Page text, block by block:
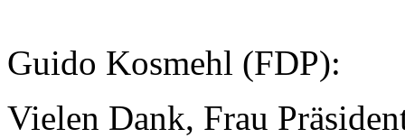
Guido Kosmehl (FDP):
Vielen Dank, Frau